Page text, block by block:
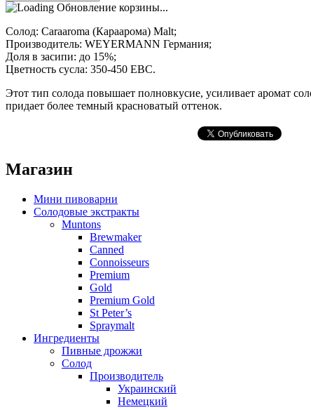
Обновление корзины...
Солод: Caraaroma (Караарома) Malt;
Производитель: WEYERMANN Германия;
Доля в засипи: до 15%;
Цветность сусла: 350-450 EBC.
Этот тип солода повышает полновкусие, усиливает аромат
придает более темный красноватый оттенок.
Магазин
Мини пивоварни
Солодовые экстракты
Muntons
Brewmaker
Canned
Connoisseurs
Premium
Gold
Premium Gold
St Peter’s
Spraymalt
Ингредиенты
Пивные дрожжи
Солод
Производитель
Украинский
Немецкий